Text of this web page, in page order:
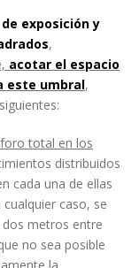
exposición y
,
acotar el espacio
este umbral,
total en los
distribuidos
cada una de ellas
caso, se
metros entre
no sea posible